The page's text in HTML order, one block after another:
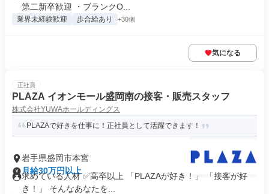
第二新卒歓迎 ・ブランクO...
業界未経験歓迎 歩合給あり +30個
気になる
正社員
PLAZA イオンモール盛岡南の接客・販売スタッフ
株式会社YUWAホールディングス
PLAZAで好きを仕事に！正社員として活躍できます！
岩手県盛岡市本宮
月給30万円以上
求めている人材 ✅高卒以上 「PLAZAが好き！」 「接客が好
き！」 そんなあなたを...